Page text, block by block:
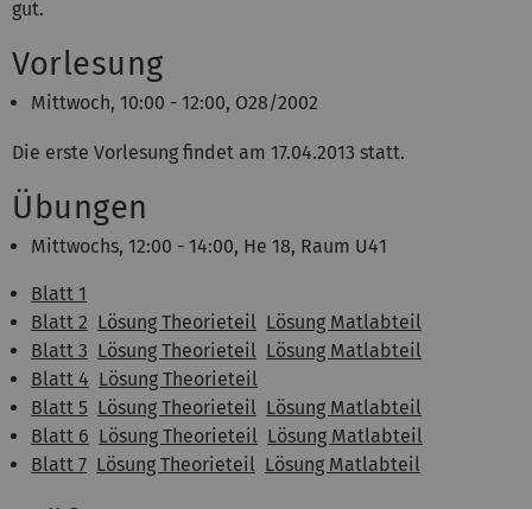
gut.
Vorlesung
Mittwoch, 10:00 - 12:00, O28/2002
Die erste Vorlesung findet am 17.04.2013 statt.
Übungen
Mittwochs, 12:00 - 14:00, He 18, Raum U41
Blatt 1
Blatt 2 Lösung Theorieteil Lösung Matlabteil
Blatt 3 Lösung Theorieteil Lösung Matlabteil
Blatt 4 Lösung Theorieteil
Blatt 5 Lösung Theorieteil Lösung Matlabteil
Blatt 6 Lösung Theorieteil Lösung Matlabteil
Blatt 7 Lösung Theorieteil Lösung Matlabteil